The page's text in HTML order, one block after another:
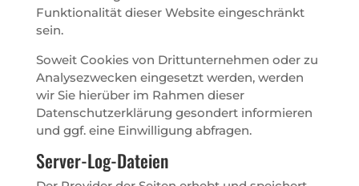
Funktionalität dieser Website eingeschränkt
sein.
Soweit Cookies von Drittunternehmen oder zu
Analysezwecken eingesetzt werden, werden
wir Sie hierüber im Rahmen dieser
Datenschutzerklärung gesondert informieren
und ggf. eine Einwilligung abfragen.
Server-Log-Dateien